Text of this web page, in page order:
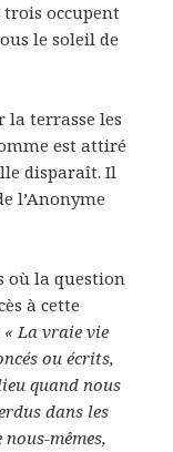
trois occupent
le soleil de
la terrasse les
est attiré
disparaît. Il
l’Anonyme
où la question
à cette
« La vraie vie
ou écrits,
quand nous
dans les
mêmes,